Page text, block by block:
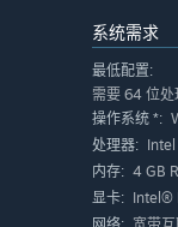
植入芯
人合作
系统需求
最低配置:
需要 64 位
操作系统 *:
处理器:
内存: 4 GB
显卡: Intel®